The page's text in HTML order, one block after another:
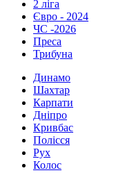
2 ліга
Євро - 2024
ЧС -2026
Преса
Трибуна
Динамо
Шахтар
Карпати
Дніпро
Кривбас
Полісся
Рух
Колос